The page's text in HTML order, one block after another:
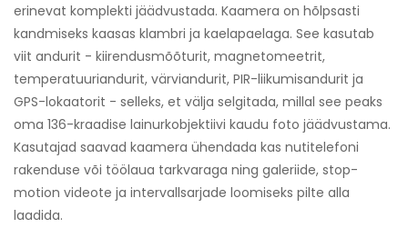
erinevat komplekti jäädvustada. Kaamera on hõlpsasti
kandmiseks kaasas klambri ja kaelapaelaga. See kasutab
viit andurit - kiirendusmõõturit, magnetomeetrit,
temperatuuriandurit, värviandurit, PIR-liikumisandurit ja
GPS-lokaatorit - selleks, et välja selgitada, millal see peaks
oma 136-kraadise lainurkobjektiivi kaudu foto jäädvustama.
Kasutajad saavad kaamera ühendada kas nutitelefoni
rakenduse või töölaua tarkvaraga ning galeriide, stop-
motion videote ja intervallsarjade loomiseks pilte alla
laadida.